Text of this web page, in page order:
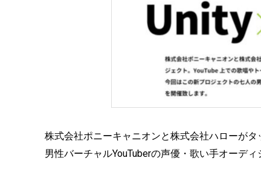
株式会社ポニーキャニオンと株式会社ハローが
男性バーチャルYouTuberの声優・歌い手オーデ